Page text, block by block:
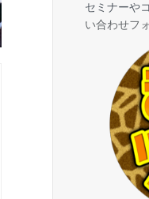
セミナーや
い合わせフ